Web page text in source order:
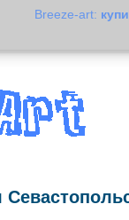
Breeze-art: